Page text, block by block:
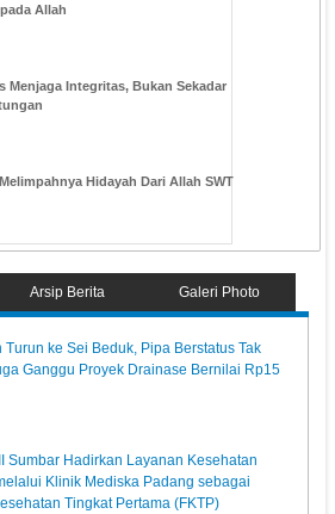
Allah
Menjaga Integritas, Bukan Sekadar
Hidayah Dari Allah SWT
Arsip Berita Galeri Photo
Turun ke Sei Beduk, Pipa Berstatus Tak
Ganggu Proyek Drainase Bernilai Rp15
Sumbar Hadirkan Layanan Kesehatan
Klinik Mediska Padang sebagai
Tingkat Pertama (FKTP)